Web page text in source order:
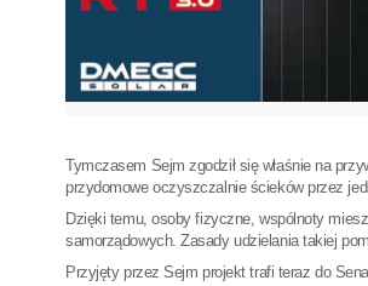
Tymczasem Sejm zgodził się właśnie na
przydomowe oczyszczalnie ścieków przez
Dzięki temu, osoby fizyczne, wspólnoty
samorządowych. Zasady udzielania takiej
Przyjęty przez Sejm projekt trafi teraz do